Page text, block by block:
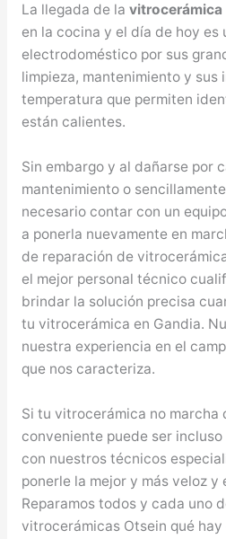
La llegada de la vitrocerámica
en la cocina y el día de hoy es
electrodoméstico por sus
limpieza, mantenimiento y sus
temperatura que permiten
están calientes.
Sin embargo y al dañarse por
mantenimiento o
necesario contar con un
a ponerla nuevamente en
de reparación de
el mejor personal técnico
brindar la solución precisa
tu vitrocerámica en Gandia.
nuestra experiencia en el
que nos caracteriza.
Si tu vitrocerámica no marcha
conveniente puede ser
con nuestros técnicos
ponerle la mejor y más veloz y
Reparamos todos y cada uno
vitrocerámicas Otsein qué hay